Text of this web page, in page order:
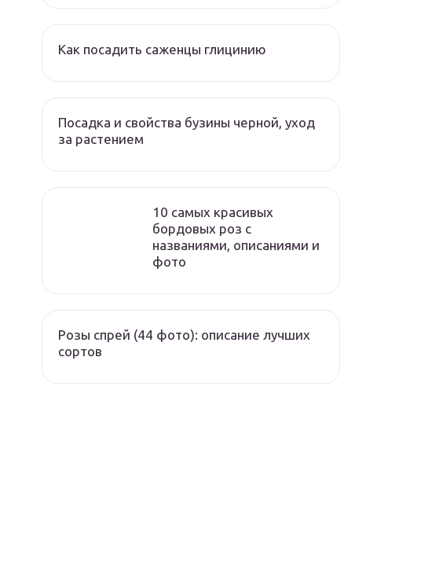
Как посадить саженцы глицинию
Посадка и свойства бузины черной, уход
за растением
10 самых красивых
бордовых роз с
названиями, описаниями и
фото
Розы спрей (44 фото): описание лучших
сортов